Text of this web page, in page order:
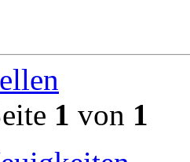
1 von 1